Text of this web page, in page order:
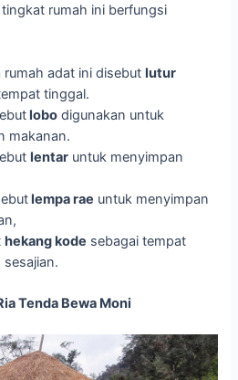
rumah ini berfungsi
adat ini disebut lutur
tinggal.
lobo digunakan untuk
makanan.
lentar untuk menyimpan
lempa rae untuk menyimpan
hekang kode sebagai tempat
Tenda Bewa Moni